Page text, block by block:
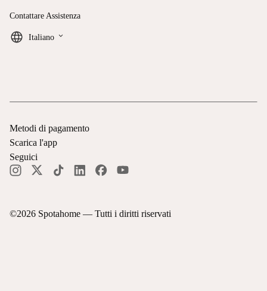
Contattare Assistenza
Italiano keyboard_arrow_down
©2026 Spotahome — Tutti i diritti riservati
Metodi di pagamento
Scarica l'app
Seguici